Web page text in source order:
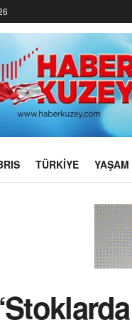
TÜRKIYE YAŞAM